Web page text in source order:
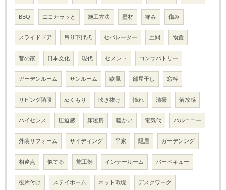
BBQ エコカラッと 施工方法 壁材 痛み 傷み
スライドドア 吊り下げ式 セパレーター 土間 物置
昔の家 日本文化 現代 セメント コンサバトリー
ガーデンルーム サンルーム 欧風 部屋干し 窓枠
リビング階段 ぬくもり 吹き抜け 憧れ 清掃 解放感
ハイセンス 圧迫感 床暖房 暖かい 電気代 バルコニー
外装リフォーム サイディング 平家 隠居 ガーデンング
相違点 似てる 施工例 インナールーム バーベキュー
後片付け ステイホーム ネット環境 デスクワーク